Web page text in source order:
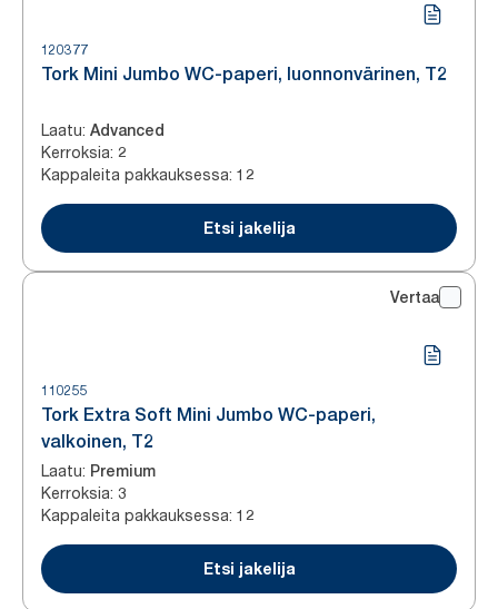
120377
Tork Mini Jumbo WC-paperi, luonnonvärinen, T2
Laatu: Advanced
Kerroksia: 2
Kappaleita pakkauksessa: 12
Etsi jakelija
Vertaa
110255
Tork Extra Soft Mini Jumbo WC-paperi,
valkoinen, T2
Laatu: Premium
Kerroksia: 3
Kappaleita pakkauksessa: 12
Etsi jakelija